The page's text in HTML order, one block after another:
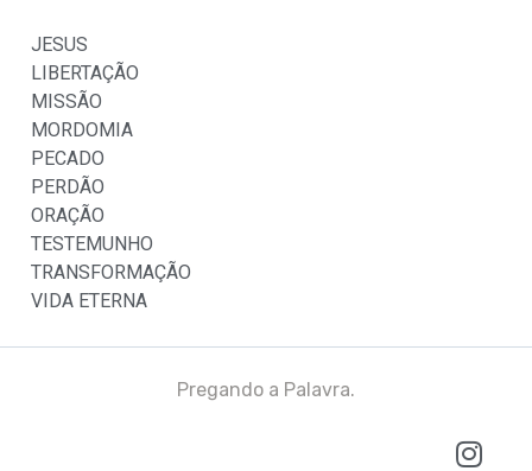
JESUS
LIBERTAÇÃO
MISSÃO
MORDOMIA
PECADO
PERDÃO
ORAÇÃO
TESTEMUNHO
TRANSFORMAÇÃO
VIDA ETERNA
Pregando a Palavra.